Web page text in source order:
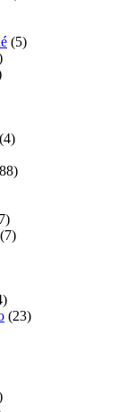
(5)
(4)
(7)
(23)